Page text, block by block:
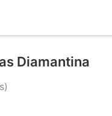
Diamantina